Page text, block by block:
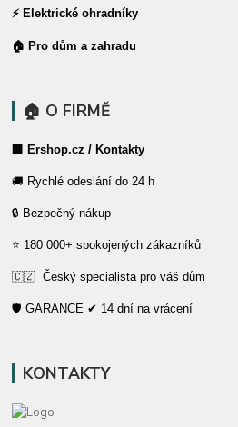
⚡ Elektrické ohradníky
🏠 Pro dům a zahradu
🏠 O FIRMĚ
🏢 Ershop.cz / Kontakty
🚚 Rychlé odeslání do 24 h
🔒 Bezpečný nákup
⭐ 180 000+ spokojených zákazníků
🇨🇿 Český specialista pro váš dům
🛡️ GARANCE ✔ 14 dní na vrácení
KONTAKTY